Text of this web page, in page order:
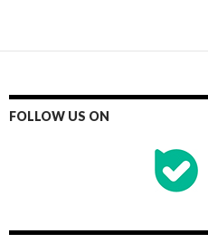
FOLLOW US ON